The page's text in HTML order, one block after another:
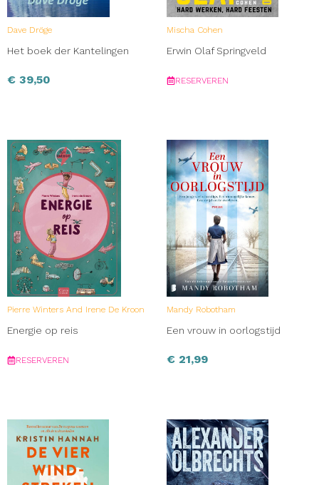
Dave Dröge
Het boek der Kantelingen
€ 39,50
Mischa Cohen
Erwin Olaf Springveld
RESERVEREN
Pierre Winters And Irene De Kroon
Energie op reis
RESERVEREN
Mandy Robotham
Een vrouw in oorlogstijd
€ 21,99